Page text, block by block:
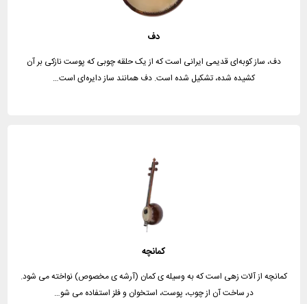
دف
دف، ساز کوبه‌ای قدیمی ایرانی است که از یک حلقه چوبی که پوست نازکی بر آن
کشیده شده، تشکیل شده است. دف همانند ساز دایره‌ای است…
کمانچه
کمانچه از آلات زهی است که به وسیله ی کمان (آرشه ی مخصوص) نواخته می شود.
در ساخت آن از چوب، پوست، استخوان و فلز استفاده می شو…